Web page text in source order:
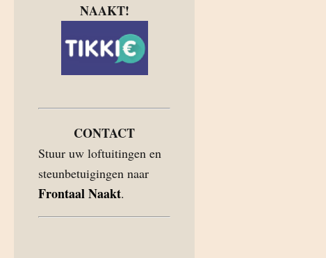
NAAKT!
CONTACT
Stuur uw loftuitingen en
steunbetuigingen naar
Frontaal Naakt.